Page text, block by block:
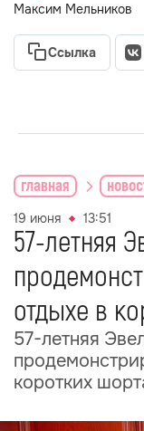
Максим Мельников
Ссылка
главная
19 июня 13:51
57-летняя
отдыхе в
57-летняя
коротких